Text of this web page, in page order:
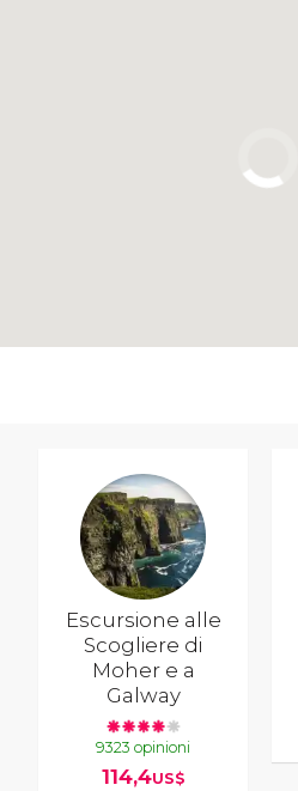
Escursione alle
Scogliere di
Moher e a
Galway
9323 opinioni
114,4US$